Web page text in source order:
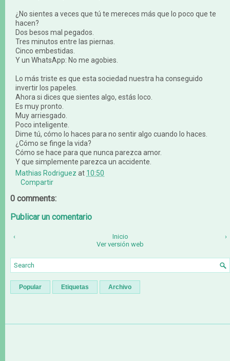
¿No sientes a veces que tú te mereces más que lo poco que te
hacen?
Dos besos mal pegados.
Tres minutos entre las piernas.
Cinco embestidas.
Y un WhatsApp: No me agobies.
Lo más triste es que esta sociedad nuestra ha conseguido
invertir los papeles.
Ahora si dices que sientes algo, estás loco.
Es muy pronto.
Muy arriesgado.
Poco inteligente.
Dime tú, cómo lo haces para no sentir algo cuando lo haces.
¿Cómo se finge la vida?
Cómo se hace para que nunca parezca amor.
Y que simplemente parezca un accidente.
Mathias Rodriguez at 10:50
Compartir
0 comments:
Publicar un comentario
‹ ›
Inicio
Ver versión web
Popular Etiquetas Archivo